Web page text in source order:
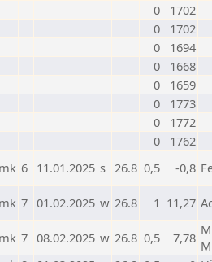
0
1702
0
1702
0
1694
0
1668
0
1659
0
1773
0
1772
0
1762
6 11.01.2025 s 26.8 0,5 -0,8
7 01.02.2025 w 26.8 1 11,27
7 08.02.2025 w 26.8 0,5 7,78